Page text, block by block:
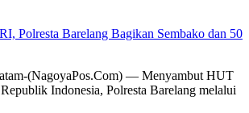
Polresta Barelang Bagikan Sembako dan 50
(NagoyaPos.Com) — Menyambut HUT
Indonesia, Polresta Barelang melalui